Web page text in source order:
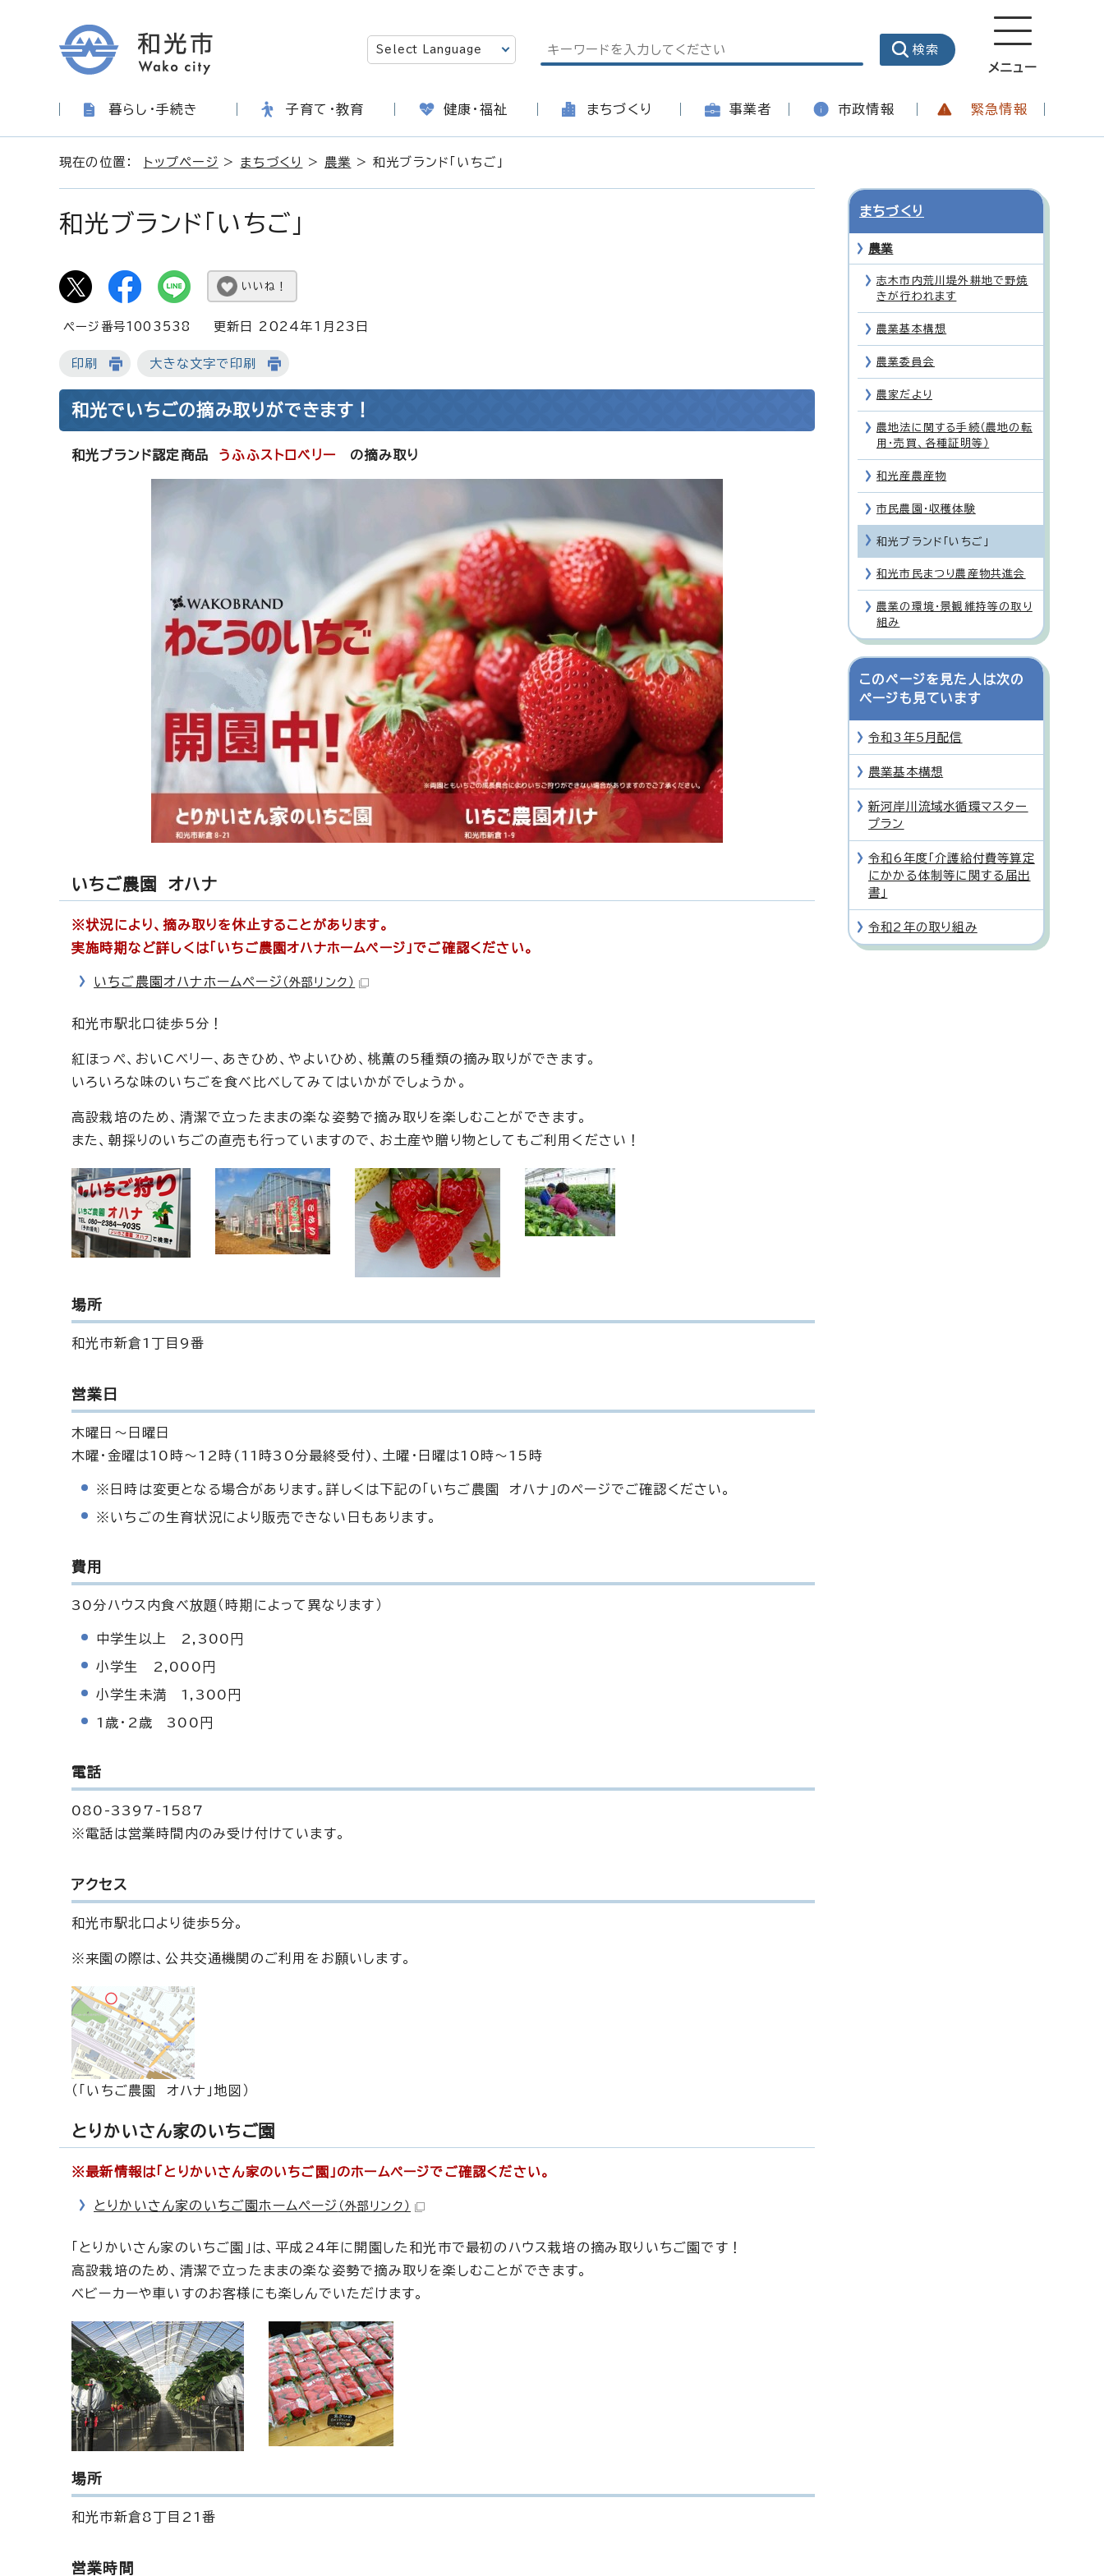
メニュー
暮らし・手続き 子育て・教育 健康・福祉 まちづくり 事業者 市政情報 緊急情報
現在の位置： トップページ > まちづくり > 農業 > 和光ブランド「いちご」
和光ブランド「いちご」
いいね！
ページ番号1003538 更新日 2024年1月23日
印刷 大きな文字で印刷
和光でいちごの摘み取りができます！
和光ブランド認定商品 うふふストロベリー の摘み取り
いちご農園 オハナ
※状況により、摘み取りを休止することがあります。
実施時期など詳しくは「いちご農園オハナホームページ」でご確認ください。
いちご農園オハナホームページ （外部リンク）
和光市駅北口徒歩5分！
紅ほっぺ、おいCベリー、あきひめ、やよいひめ、桃薫の5種類の摘み取りができます。
いろいろな味のいちごを食べ比べしてみてはいかがでしょうか。
高設栽培のため、清潔で立ったままの楽な姿勢で摘み取りを楽しむことができます。
また、朝採りのいちごの直売も行っていますので、お土産や贈り物としてもご利用ください！
場所
和光市新倉1丁目9番
営業日
木曜日～日曜日
木曜・金曜は10時～12時(11時30分最終受付)、土曜・日曜は10時～15時
※日時は変更となる場合があります。詳しくは下記の「いちご農園 オハナ」のページでご確認ください。
※いちごの生育状況により販売できない日もあります。
費用
30分ハウス内食べ放題（時期によって異なります）
中学生以上 2,300円
小学生 2,000円
小学生未満 1,300円
1歳・2歳 300円
電話
080-3397-1587
※電話は営業時間内のみ受け付けています。
アクセス
和光市駅北口より徒歩5分。
※来園の際は、公共交通機関のご利用をお願いします。
（「いちご農園 オハナ」地図）
とりかいさん家のいちご園
※最新情報は「とりかいさん家のいちご園」のホームページでご確認ください。
とりかいさん家のいちご園ホームページ （外部リンク）
「とりかいさん家のいちご園」は、平成24年に開園した和光市で最初のハウス栽培の摘み取りいちご園です！
高設栽培のため、清潔で立ったままの楽な姿勢で摘み取りを楽しむことができます。
ベビーカーや車いすのお客様にも楽しんでいただけます。
場所
和光市新倉8丁目21番
営業時間
まちづくり
農業
志木市内荒川堤外耕地で野焼
きが行われます
農業基本構想
農業委員会
農家だより
農地法に関する手続（農地の転
用・売買、各種証明等）
和光産農産物
市民農園・収穫体験
和光ブランド「いちご」
和光市民まつり農産物共進会
農業の環境・景観維持等の取り
組み
このページを見た人は次の
ページも見ています
令和3年5月配信
農業基本構想
新河岸川流域水循環マスター
プラン
令和6年度「介護給付費等算定
にかかる体制等に関する届出
書」
令和2年の取り組み